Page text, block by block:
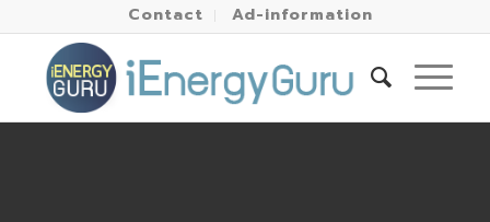
Contact Ad-information